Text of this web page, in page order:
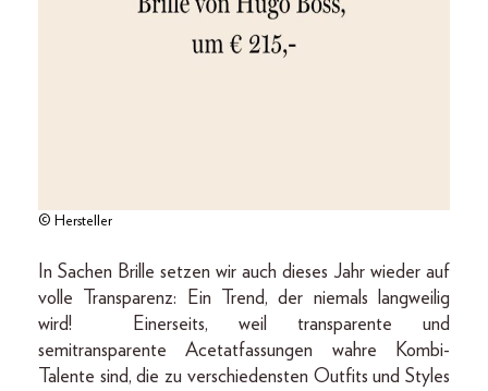
© Hersteller
In Sachen Brille setzen wir auch dieses Jahr wieder auf
volle Transparenz: Ein Trend, der niemals langweilig
wird! Einerseits, weil transparente und
semitransparente Acetatfassungen wahre Kombi-
Talente sind, die zu verschiedensten Outfits und Styles